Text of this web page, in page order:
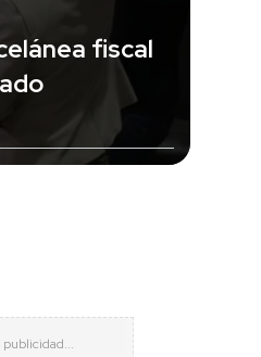
fiscal